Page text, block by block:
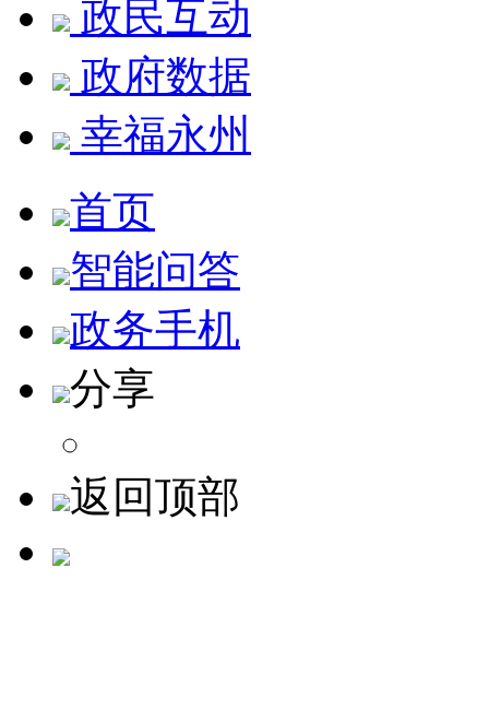
政民互动
政府数据
幸福永州
首页
智能问答
政务手机
分享
返回顶部